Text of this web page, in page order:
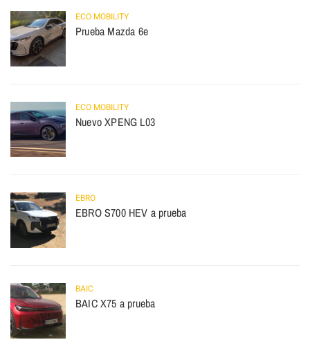
ECO MOBILITY
Prueba Mazda 6e
ECO MOBILITY
Nuevo XPENG L03
EBRO
EBRO S700 HEV a prueba
BAIC
BAIC X75 a prueba